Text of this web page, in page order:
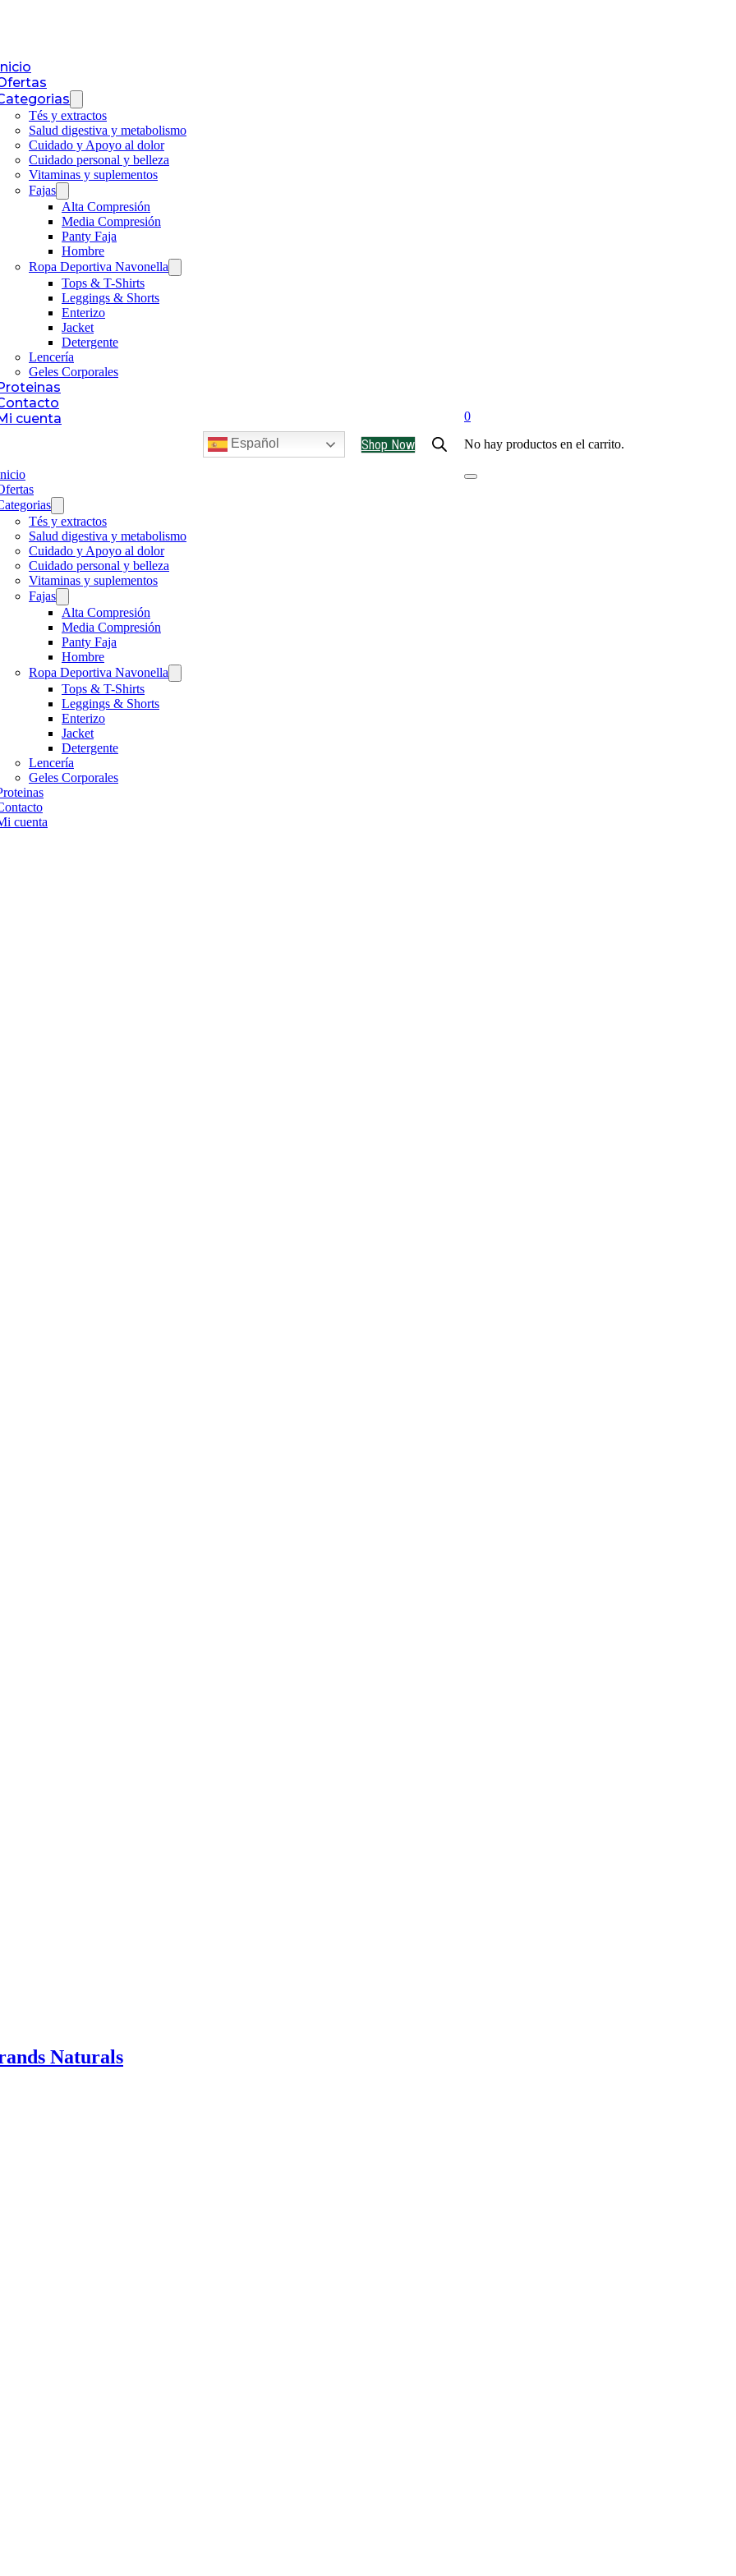
Tés y extractos
Salud digestiva y metabolismo
Cuidado y Apoyo al dolor
Cuidado personal y belleza
Vitaminas y suplementos
Fajas
Alta Compresión
Media Compresión
Panty Faja
Hombre
Ropa Deportiva Navonella
Tops & T-Shirts
Leggings & Shorts
Enterizo
Jacket
Detergente
Lencería
Geles Corporales
cuenta
Tés y extractos
Salud digestiva y metabolismo
Cuidado y Apoyo al dolor
Cuidado personal y belleza
Vitaminas y suplementos
Fajas
Alta Compresión
Media Compresión
Panty Faja
Hombre
Ropa Deportiva Navonella
Tops & T-Shirts
Leggings & Shorts
Enterizo
Jacket
Detergente
Lencería
Geles Corporales
cuenta
Español Shop Now
0
No hay productos en el carrito.
Naturals